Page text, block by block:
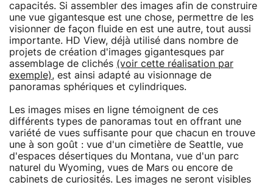
capacités. Si assembler des images afin de construire
une vue gigantesque est une chose, permettre de les
visionner de façon fluide en est une autre, tout aussi
importante. HD View, déjà utilisé dans nombre de
projets de création d'images gigantesques par
assemblage de clichés (voir cette réalisation par
exemple), est ainsi adapté au visionnage de
panoramas sphériques et cylindriques.
Les images mises en ligne témoignent de ces
différents types de panoramas tout en offrant une
variété de vues suffisante pour que chacun en trouve
une à son goût : vue d'un cimetière de Seattle, vue
d'espaces désertiques du Montana, vue d'un parc
naturel du Wyoming, vues de Mars ou encore de
cabinets de curiosités. Les images ne seront visibles